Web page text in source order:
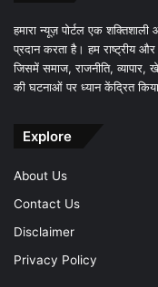
हमारा न्यूज़ पोर्टल एक
प्रदान करता है। हम राष्ट्रीय
जिसमें समाज, राजनीति, व्यापार,
की घटनाओं पर ध्यान केंद्रित
Explore
About Us
Contact Us
Disclaimer
Privacy Policy